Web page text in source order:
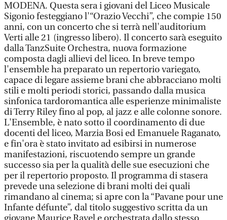
MODENA. Questa sera i giovani del Liceo Musicale
Sigonio festeggiano l'“Orazio Vecchi”, che compie 150
anni, con un concerto che si terrà nell'auditorium
Verti alle 21 (ingresso libero). Il concerto sarà eseguito
dalla TanzSuite Orchestra, nuova formazione
composta dagli allievi del liceo. In breve tempo
l'ensemble ha preparato un repertorio variegato,
capace di legare assieme brani che abbracciano molti
stili e molti periodi storici, passando dalla musica
sinfonica tardoromantica alle esperienze minimaliste
di Terry Riley fino al pop, al jazz e alle colonne sonore.
L'Ensemble, è nato sotto il coordinamento di due
docenti del liceo, Marzia Bosi ed Emanuele Raganato,
e fin'ora è stato invitato ad esibirsi in numerose
manifestazioni, riscuotendo sempre un grande
successo sia per la qualità delle sue esecuzioni che
per il repertorio proposto. Il programma di stasera
prevede una selezione di brani molti dei quali
rimandano al cinema; si apre con la “Pavane pour une
Infante défunte”, dal titolo suggestivo scritta da un